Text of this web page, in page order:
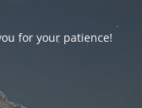
for your patience!